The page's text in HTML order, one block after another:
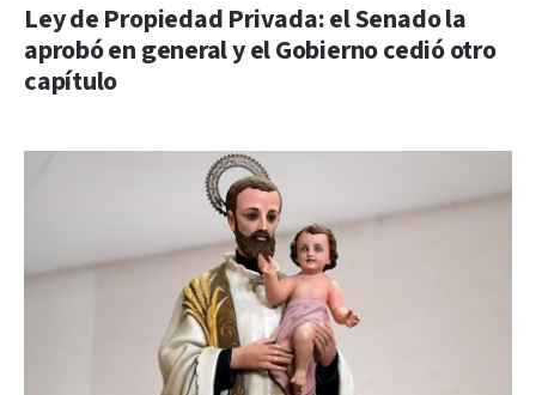
Ley de Propiedad Privada: el Senado la
aprobó en general y el Gobierno cedió otro
capítulo